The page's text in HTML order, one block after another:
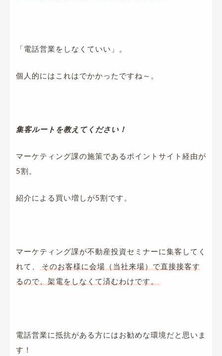
「電話営業をしなくていい」。
個人的にはこれはでかかったですね～。
集客ルートを教えてください！
マーケティング課の施策であるポイントサイト経由が
5割。
紹介による買い増しが5割です。
マーケティング課が不動産投資セミナーに集客してく
れて、
そのお客様に会場（当社来場）で直接接客す
るので、架電をしなくて済むわけです。
電話営業に抵抗がある方にはお勧めな環境だと思いま
す！